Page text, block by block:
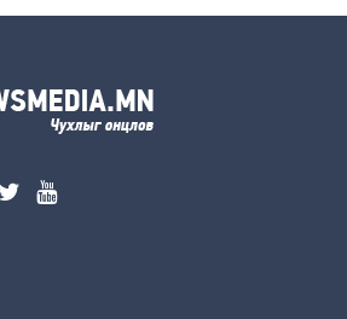
2026-08-5
2026-08-5